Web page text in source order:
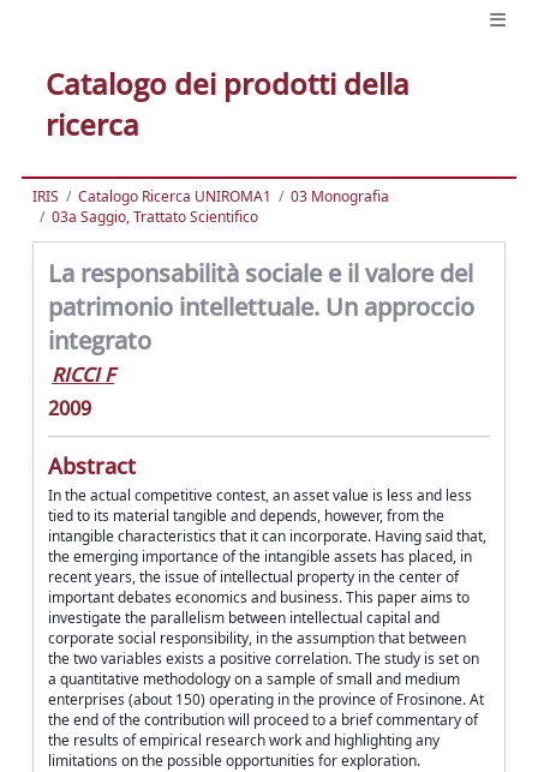
Catalogo dei prodotti della
ricerca
IRIS Catalogo Ricerca UNIROMA1
03 Monografia
03a Saggio, Trattato Scientifico
La responsabilità sociale e il valore del
patrimonio intellettuale. Un approccio
integrato
RICCI F
2009
Abstract
In the actual competitive contest, an asset value is less and less
tied to its material tangible and depends, however, from the
intangible characteristics that it can incorporate. Having said that,
the emerging importance of the intangible assets has placed, in
recent years, the issue of intellectual property in the center of
important debates economics and business. This paper aims to
investigate the parallelism between intellectual capital and
corporate social responsibility, in the assumption that between
the two variables exists a positive correlation. The study is set on
a quantitative methodology on a sample of small and medium
enterprises (about 150) operating in the province of Frosinone. At
the end of the contribution will proceed to a brief commentary of
the results of empirical research work and highlighting any
limitations on the possible opportunities for exploration.